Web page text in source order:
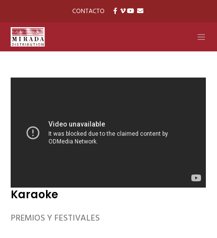
CONTACTO
Karaoke
PREMIOS Y FESTIVALES